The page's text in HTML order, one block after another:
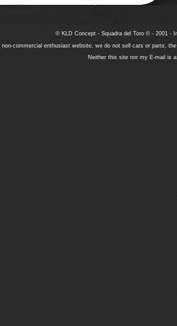
© KLD Concept - Squadra del Toro © - 2001 -
commercial enthusiast website, we do not sell cars or parts,
Neither this site nor my E-mail is